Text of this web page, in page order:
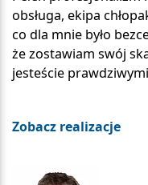
obsługa, ekipa
co dla mnie było
że zostawiam swój
jesteście
Zobacz realizacje